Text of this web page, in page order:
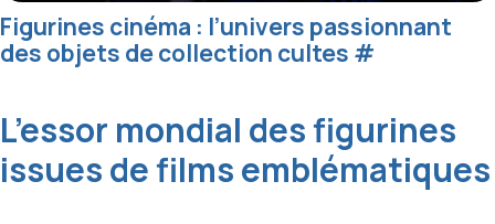
Figurines cinéma : l’univers passionnant
des objets de collection cultes #
L’essor mondial des figurines
issues de films emblématiques